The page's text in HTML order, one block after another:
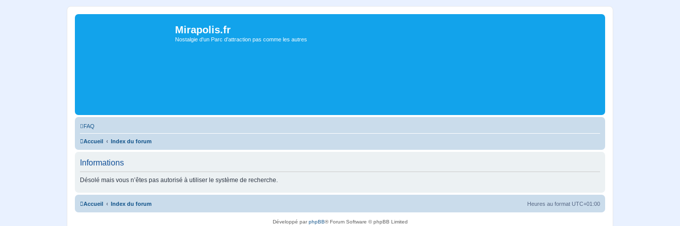
Mirapolis.fr
Nostalgie d'un Parc d'attraction pas comme les autres
FAQ
Accueil Index du forum
Informations
Désolé mais vous n’êtes pas autorisé à utiliser le système de recherche.
Accueil Index du forum Heures au format UTC+01:00
Développé parphpBB® Forum Software © phpBB Limited